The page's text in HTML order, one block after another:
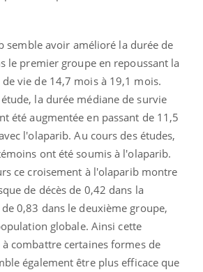
semble avoir amélioré la durée de
le premier groupe en repoussant la
vie de 14,7 mois à 19,1 mois.
la durée médiane de survie
été augmentée en passant de 11,5
l'olaparib. Au cours des études,
ont été soumis à l'olaparib.
ce croisement à l'olaparib montre
de décès de 0,42 dans la
0,83 dans le deuxième groupe,
globale. Ainsi cette
combattre certaines formes de
également être plus efficace que